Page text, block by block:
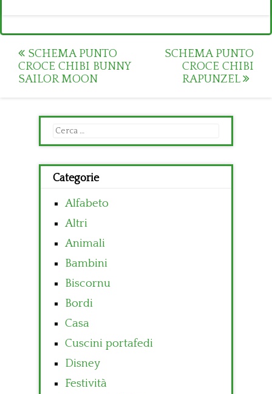
Post
navigation
SCHEMA PUNTO
CROCE CHIBI BUNNY
SAILOR MOON
SCHEMA PUNTO
CROCE CHIBI
RAPUNZEL
Ricerca
per:
Categorie
Alfabeto
Altri
Animali
Bambini
Biscornu
Bordi
Casa
Cuscini portafedi
Disney
Festività